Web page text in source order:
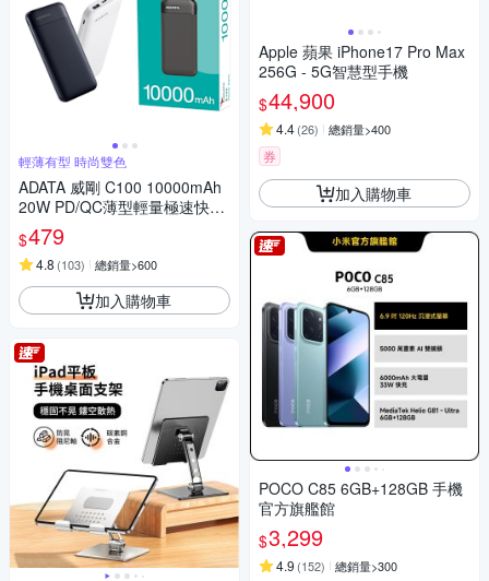
輕薄有型 時尚雙色
ADATA 威剛 C100 10000mAh
20W PD/QC薄型輕量極速快充
行動電源_機身Wh標示
$479
4.8 (103) 總銷量>600
加入購物車
Apple 蘋果 iPhone17 Pro Max
256G - 5G智慧型手機
$44,900
4.4(26) 總銷量>400
券
加入購物車
POCO C85 6GB+128GB 手機
官方旗艦館
$3,299
4.9 (152) 總銷量>300